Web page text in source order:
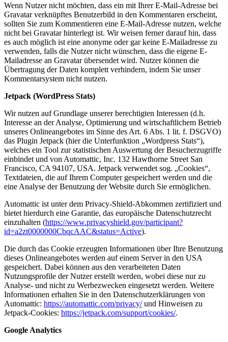
Wenn Nutzer nicht möchten, dass ein mit Ihrer E-Mail-Adresse bei
Gravatar verknüpftes Benutzerbild in den Kommentaren erscheint,
sollten Sie zum Kommentieren eine E-Mail-Adresse nutzen, welche
nicht bei Gravatar hinterlegt ist. Wir weisen ferner darauf hin, dass
es auch möglich ist eine anonyme oder gar keine E-Mailadresse zu
verwenden, falls die Nutzer nicht wünschen, dass die eigene E-
Mailadresse an Gravatar übersendet wird. Nutzer können die
Übertragung der Daten komplett verhindern, indem Sie unser
Kommentarsystem nicht nutzen.
Jetpack (WordPress Stats)
Wir nutzen auf Grundlage unserer berechtigten Interessen (d.h.
Interesse an der Analyse, Optimierung und wirtschaftlichem Betrieb
unseres Onlineangebotes im Sinne des Art. 6 Abs. 1 lit. f. DSGVO)
das Plugin Jetpack (hier die Unterfunktion „Wordpress Stats“),
welches ein Tool zur statistischen Auswertung der Besucherzugriffe
einbindet und von Automattic, Inc. 132 Hawthorne Street San
Francisco, CA 94107, USA. Jetpack verwendet sog. „Cookies“,
Textdateien, die auf Ihrem Computer gespeichert werden und die
eine Analyse der Benutzung der Website durch Sie ermöglichen.
Automattic ist unter dem Privacy-Shield-Abkommen zertifiziert und
bietet hierdurch eine Garantie, das europäische Datenschutzrecht
einzuhalten (https://www.privacyshield.gov/participant?
id=a2zt0000000CbqcAAC&status=Active).
Die durch das Cookie erzeugten Informationen über Ihre Benutzung
dieses Onlineangebotes werden auf einem Server in den USA
gespeichert. Dabei können aus den verarbeiteten Daten
Nutzungsprofile der Nutzer erstellt werden, wobei diese nur zu
Analyse- und nicht zu Werbezwecken eingesetzt werden. Weitere
Informationen erhalten Sie in den Datenschutzerklärungen von
Automattic: https://automattic.com/privacy/und Hinweisen zu
Jetpack-Cookies: https://jetpack.com/support/cookies/.
Google Analytics